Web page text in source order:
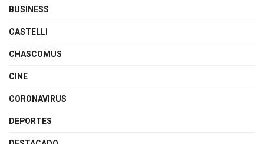
BUSINESS
CASTELLI
CHASCOMUS
CINE
CORONAVIRUS
DEPORTES